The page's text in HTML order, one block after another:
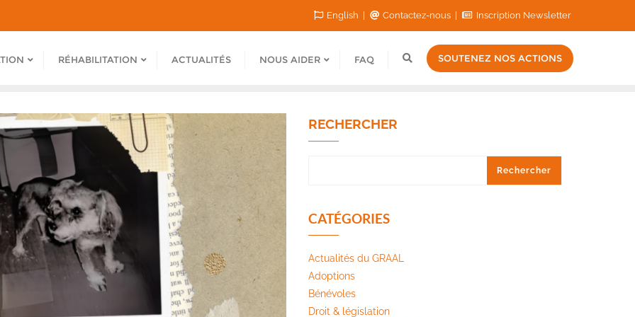
English Contactez-nous Inscription Newsletter
RÉHABILITATION ACTUALITÉS NOUS AIDER FAQ SOUTENEZ NOS ACTIONS
RECHERCHER
Rechercher
CATÉGORIES
Actualités du GRAAL
Adoptions
Bénévoles
Droit & législation